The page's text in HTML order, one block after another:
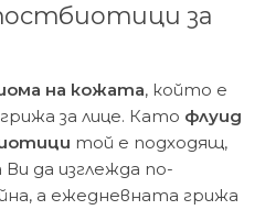
за
на кожата, който е
за лице. Като флуид
той е подходящ,
да изглежда по-
а ежедневната грижа